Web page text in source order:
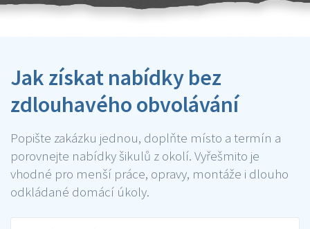
Jak získat nabídky bez
zdlouhavého obvolávání
Popište zakázku jednou, doplňte místo a termín a
porovnejte nabídky šikulů z okolí. Vyřešmito je
vhodné pro menší práce, opravy, montáže i dlouho
odkládané domácí úkoly.